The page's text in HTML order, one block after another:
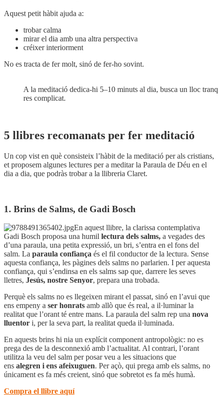
Aquest petit hàbit ajuda a:
trobar calma
mirar el dia amb una altra perspectiva
créixer interiorment
No es tracta de fer molt, sinó de fer-ho sovint.
A la meditació dedica-hi 5–10 minuts al dia, busca un lloc
res complicat.
5 llibres recomanats per fer meditació
Un cop vist en què consisteix l’hàbit de la meditació per als cristians,
et proposem algunes lectures per a meditar la Paraula de Déu en el
dia a dia, que podràs trobar a la llibreria Claret.
1. Brins de Salms, de Gadi Bosch
En aquest llibre, la clarissa contemplativa
Gadi Bosch proposa una humil lectura dels salms, a vegades des
d’una paraula, una petita expressió, un bri, s’entra en el fons del
salm. La paraula confiança és el fil conductor de la lectura. Sense
aquesta confiança, les pàgines dels salms no parlarien. I per aquesta
confiança, qui s’endinsa en els salms sap que, darrere les seves
lletres, Jesús, nostre Senyor, prepara una trobada.
Perquè els salms no es llegeixen mirant el passat, sinó en l’avui que
ens empeny a ser honrats amb allò que és real, a il·luminar la
realitat que l’orant té entre mans. La paraula del salm rep una nova
lluentor i, per la seva part, la realitat queda il·luminada.
En aquests brins hi nia un explícit component antropològic: no es
prega des de la desconnexió amb l’actualitat. Al contrari, l’orant
utilitza la veu del salm per posar veu a les situacions que
ens alegren i ens afeixuguen. Per açò, qui prega amb els salms, no
únicament es fa més creient, sinó que sobretot es fa més humà.
Compra el llibre aquí